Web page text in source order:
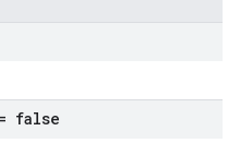
= false